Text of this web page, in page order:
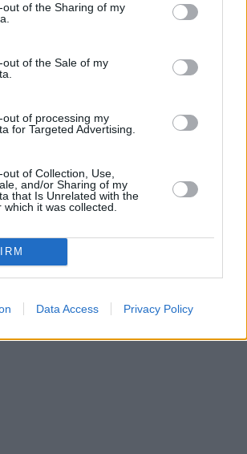
out of the Sharing of my
out of the Sale of my
out of processing my
for Targeted Advertising.
of Collection, Use,
and/or Sharing of my
that Is Unrelated with the
it was collected.
Data Access Privacy Policy